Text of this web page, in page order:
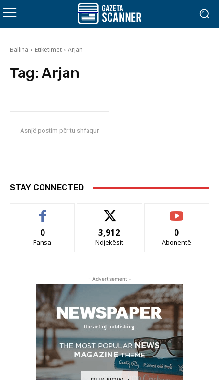
Ballina Etiketimet Arjan
Tag: Arjan
Asnjë postim për tu shfaqur
STAY CONNECTED
0
Fansa
3,912
Ndjekësit
0
Abonentë
- Advertisement -